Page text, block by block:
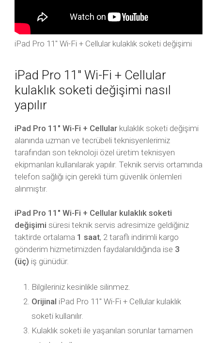
iPad Pro 11″ Wi-Fi + Cellular kulaklık soketi değişimi
iPad Pro 11″ Wi-Fi + Cellular
kulaklık soketi değişimi nasıl
yapılır
iPad Pro 11″ Wi-Fi + Cellular kulaklık soketi değişimi
alanında uzman ve tecrübeli teknisyenlerimiz
tarafından son teknoloji özel üretim teknisyen
ekipmanları kullanılarak yapılır. Teknik servis ortamında
telefon sağlığı için gerekli tüm güvenlik önlemleri
alınmıştır.
iPad Pro 11″ Wi-Fi + Cellular kulaklık soketi
değişimi süresi teknik servis adresimize geldiğiniz
taktirde ortalama 1 saat, 2 taraflı indirimli kargo
gönderim hizmetimizden faydalanıldığında ise 3
(üç) iş günüdür.
Bilgileriniz kesinlikle silinmez.
Orijinal iPad Pro 11″ Wi-Fi + Cellular kulaklık
soketi kullanılır.
Kulaklık soketi ile yaşanılan sorunlar tamamen